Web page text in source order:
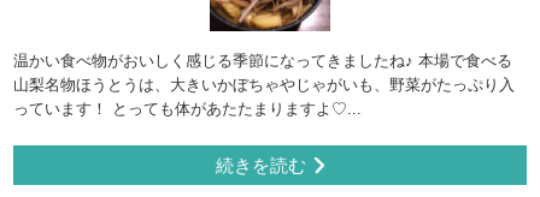
温かい食べ物がおいしく感じる季節になってきましたね♪ 本場で食べる
山梨名物ほうとうは、大きいかぼちゃやじゃがいも、野菜がたっぷり入
っています！ とっても体があたたまりますよ♡...
続きを読む